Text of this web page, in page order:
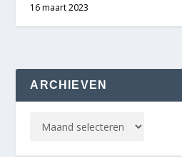
16 maart 2023
ARCHIEVEN